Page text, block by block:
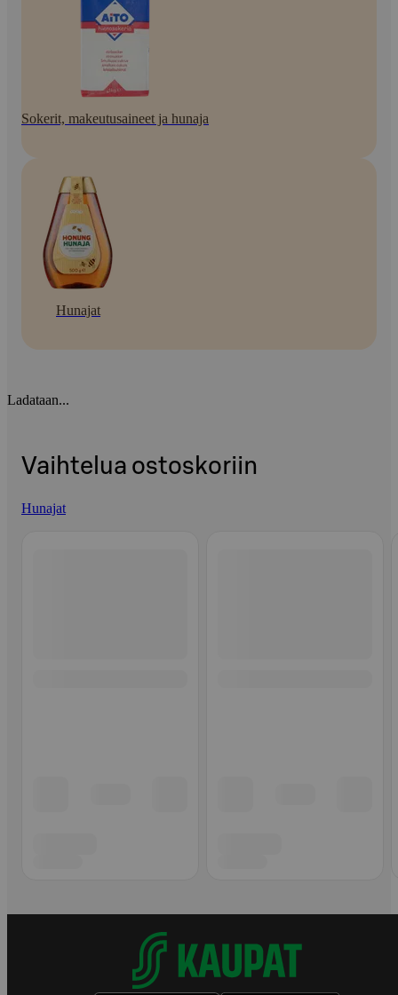
Sokerit, makeutusaineet ja hunaja
Hunajat
Ladataan...
Vaihtelua ostoskoriin
Hunajat